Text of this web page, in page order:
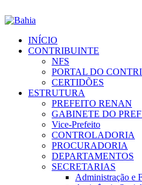
INÍCIO
CONTRIBUINTE
NFS
PORTAL DO
CERTIDÕES
ESTRUTURA
PREFEITO RENAN
GABINETE DO
Vice-Prefeito
CONTROLADORIA
PROCURADORIA
DEPARTAMENTOS
SECRETARIAS
Administração e